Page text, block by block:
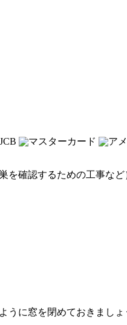
を確認するための工事など
に窓を閉めておきまし